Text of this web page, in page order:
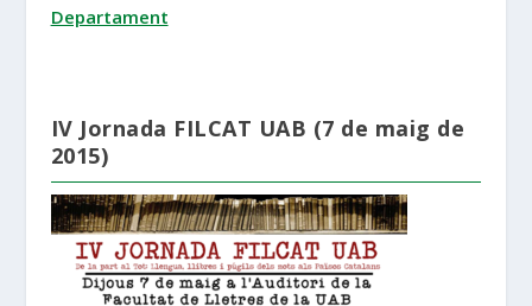
Departament
IV Jornada FILCAT UAB (7 de maig de
2015)